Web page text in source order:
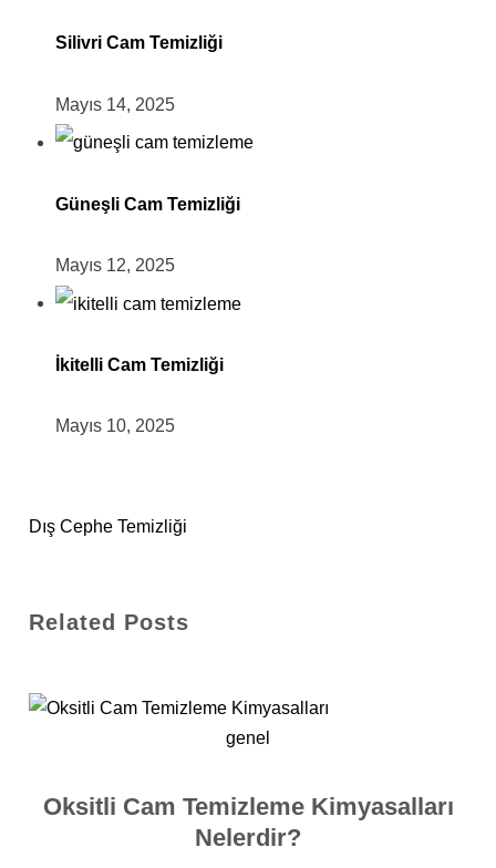
Silivri Cam Temizliği
Mayıs 14, 2025
Güneşli Cam Temizliği
Mayıs 12, 2025
İkitelli Cam Temizliği
Mayıs 10, 2025
Dış Cephe Temizliği
Related Posts
genel
Oksitli Cam Temizleme Kimyasalları
Nelerdir?